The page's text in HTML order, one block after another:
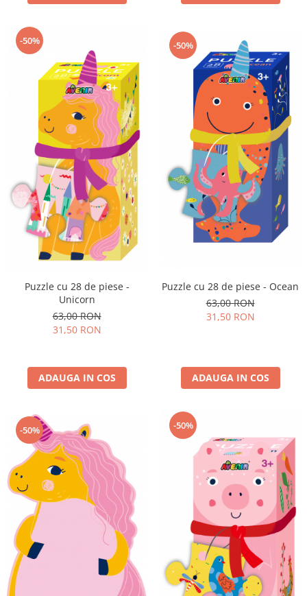
-50%
Puzzle cu 28 de piese -
Unicorn
63,00 RON
31,50 RON
ADAUGA IN COS
-50%
Puzzle cu 28 de piese - Ocean
63,00 RON
31,50 RON
ADAUGA IN COS
-50% -50%